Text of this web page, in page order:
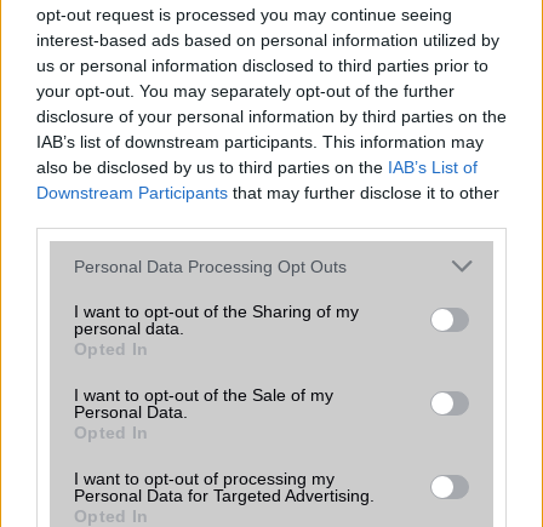
opt-out request is processed you may continue seeing
interest-based ads based on personal information utilized by
us or personal information disclosed to third parties prior to
your opt-out. You may separately opt-out of the further
disclosure of your personal information by third parties on the
IAB’s list of downstream participants. This information may
also be disclosed by us to third parties on the IAB’s List of
Downstream Participants that may further disclose it to other
Please note that this website/app uses one or more Google
not limited to your visit or usage behaviour. You may click to
grant or deny consent to Google and its third-party tags to
use your data for below specified purposes in below Google
consent section.
Personal Data Processing Opt Outs
I want to opt-out of the Sharing of my
personal data.
Opted In
I want to opt-out of the Sale of my
Personal Data.
Opted In
I want to opt-out of processing my
Personal Data for Targeted Advertising.
Opted In
Flash/Ujjlenyomat olvasó Nincs
SNS integráció iCloud service
Organizer iCloud service
T9 szótár alkalmazás független szótár
Office alkalmazások
iDV = Document viewer (Word,
reader)
Extrák ultra széles hangrendszer
Vibra jelzés
SIM típus eSIM
SIM-ek száma